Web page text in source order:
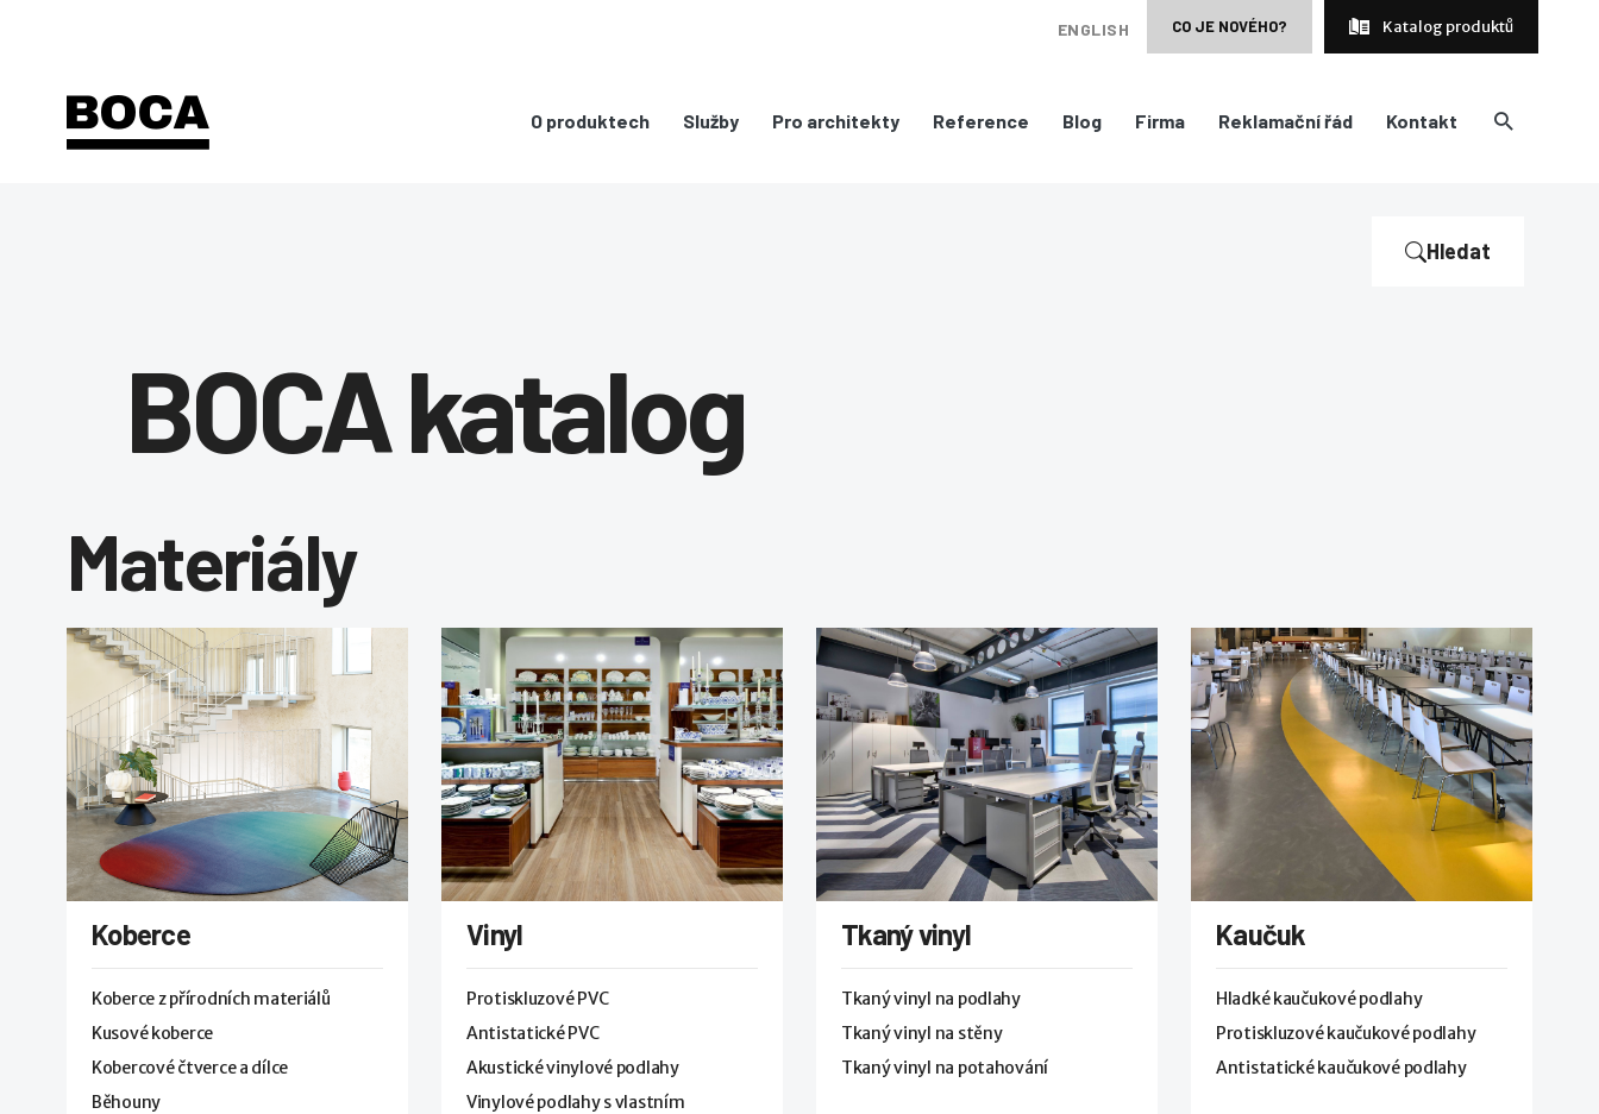
ENGLISH CO JE NOVÉHO? Katalog produktů
O produktech Služby Pro architekty Reference Blog Firma Reklamační řád Kontakt
Hledat
BOCA katalog
Materiály
Koberce
Koberce z přírodních materiálů
Kusové koberce
Kobercové čtverce a dílce
Běhouny
Vinyl
Protiskluzové PVC
Antistatické PVC
Akustické vinylové podlahy
Vinylové podlahy s vlastním
Tkaný vinyl
Tkaný vinyl na podlahy
Tkaný vinyl na stěny
Tkaný vinyl na potahování
Kaučuk
Hladké kaučukové podlahy
Protiskluzové kaučukové podlahy
Antistatické kaučukové podlahy